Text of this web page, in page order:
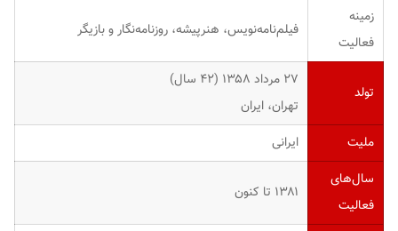
زمینه
فعالیت
فیلم‌نامه‌نویس، هنرپیشه، روزنامه‌نگار و بازیگر
تولد
۲۷ مرداد ۱۳۵۸ ‏(۴۲ سال)
تهران، ایران
ملیت
ایرانی
سال‌های
فعالیت
۱۳۸۱ تا کنون